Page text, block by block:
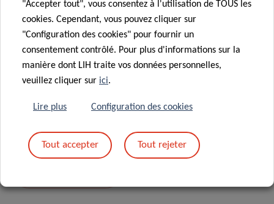
En envoyant votre message, vous acceptez
"Accepter tout", vous consentez à l'utilisation de TOUS les
cookies. Cependant, vous pouvez cliquer sur
"Configuration des cookies" pour fournir un
consentement contrôlé. Pour plus d'informations sur la
manière dont LIH traite vos données personnelles,
veuillez cliquer sur ici.
Lire plus Configuration des cookies
Tout accepter Tout rejeter